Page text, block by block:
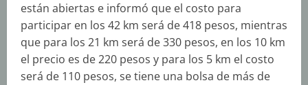
están abiertas e informó que el costo para
participar en los 42 km será de 418 pesos, mientras
que para los 21 km será de 330 pesos, en los 10 km
el precio es de 220 pesos y para los 5 km el costo
será de 110 pesos, se tiene una bolsa de más de